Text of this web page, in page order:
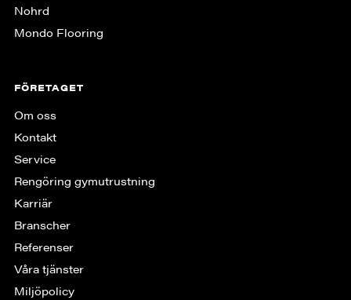
Nohrd
Mondo Flooring
FÖRETAGET
Om oss
Kontakt
Service
Rengöring gymutrustning
Karriär
Branscher
Referenser
Våra tjänster
Miljöpolicy